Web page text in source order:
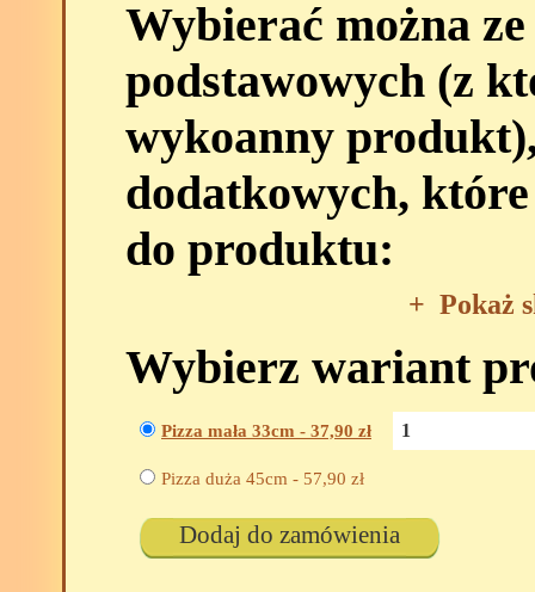
Wybierać można
podstawowych (z
wykoanny
dodatkowych,
do produktu:
+ Pokaż
Wybierz wariant
Pizza mała 33cm - 37,90 zł
Pizza duża 45cm - 57,90 zł
Dodaj do zamówienia